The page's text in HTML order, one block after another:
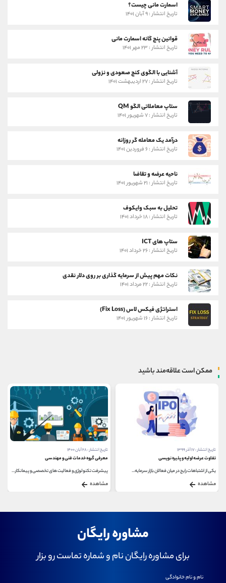
اسمارت مانی چیست؟
تاریخ انتشار : ۹ آبان ۱۴۰۱
قوانین پنج گانه اسمارت مانی
تاریخ انتشار : ۲۳ مهر ۱۴۰۱
آشنایی با الگوی کنج صعودی و نزولی
تاریخ انتشار : ۲۷ اردیبهشت ۱۴۰۱
ستاپ معاملاتی الگو QM
تاریخ انتشار : ۷ شهریور ۱۴۰۱
درآمد یک معامله گر روزانه
تاریخ انتشار : ۶ فروردین ۱۴۰۱
ناحیه عرضه و تقاضا
تاریخ انتشار : ۲۱ شهریور ۱۴۰۱
تحلیل به سبک وایکوف
تاریخ انتشار : ۱۸ خرداد ۱۴۰۱
ستاپ های ICT
تاریخ انتشار : ۲۶ خرداد ۱۴۰۱
نکات مهم پیش از سرمایه گذاری بر روی دلار نقدی
تاریخ انتشار : ۲۲ مرداد ۱۴۰۱
استراتژی فیکس لاس (Fix Loss)
تاریخ انتشار : ۱۶ شهریور ۱۴۰۱
ممکن است علاقه‌مند باشید
تاریخ انتشار : ۲۸ آبان ۱۴۰۰
معرفی گروه خدمات فنی و مهندسی
پیشرفت تکنولوژی و فعالیت های تخصصی و پیمانکاری...
مشاهده
تاریخ انتشار : ۱ بهمن ۱۳۹۹
چند سوگیری شناختی که به پرتفوی شما آسیب
چند اشتباه رایج وجود دارد که سرمایه گذاران
مشاهده
مشاوره رایگان
برای مشاوره رایگان نام و شماره تماست رو بزار
نام و نام خانوادگی